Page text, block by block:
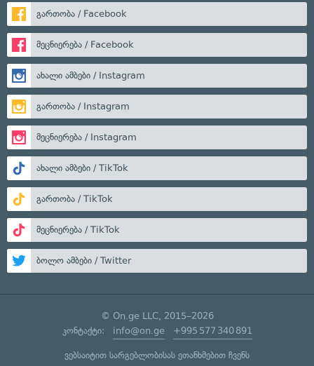
გართობა / Facebook
მეცნიერება / Facebook
ახალი ამბები / Instagram
გართობა / Instagram
მეცნიერება / Instagram
ახალი ამბები / TikTok
გართობა / TikTok
მეცნიერება / TikTok
ბოლო ამბები / Twitter
© On.ge LLC, 2015–2026
კონტაქტი: info@on.ge +995 577 340 891
ვებსაიტით სარგებლობისას ეთანხმებით ჩვენს